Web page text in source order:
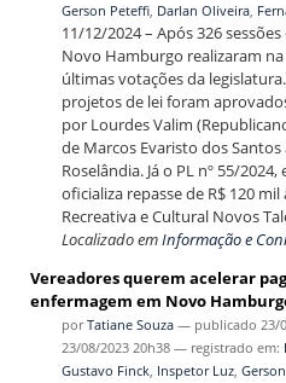
Gerson Peteffi, Darlan Oliveira,
11/12/2024 – Após 326
Novo Hamburgo realizaram
últimas votações da
projetos de lei foram
por Lourdes Valim
de Marcos Evaristo dos
Roselândia. Já o PL nº 55/
oficializa repasse de R$ 120
Recreativa e Cultural Novos
Localizado emInformação e
Vereadores querem acelerar
enfermagem em Novo
porTatiane Souza — publicado 23/
23/08/2023 20h38 — registrado em:
Gustavo Finck, Inspetor Luz,